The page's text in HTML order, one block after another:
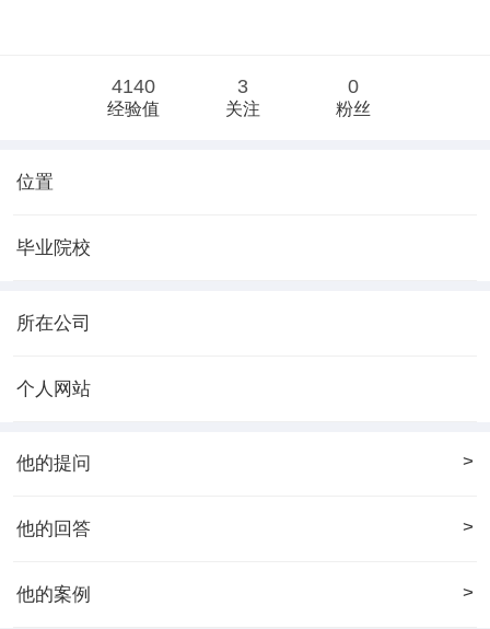
4140
经验值
3
关注
0
粉丝
位置
毕业院校
所在公司
个人网站
他的提问 >
他的回答 >
他的案例 >